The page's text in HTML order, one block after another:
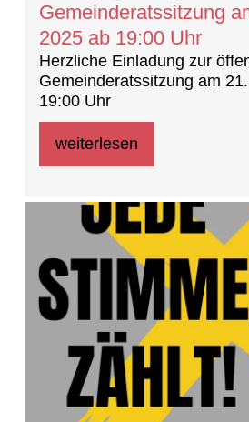
Gemeinderatssitzung
2025 ab 19:00 Uhr
Herzliche Einladung zur
Gemeinderatssitzung am
19:00 Uhr
weiterlesen